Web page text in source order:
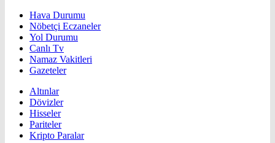
Hava Durumu
Nöbetçi Eczaneler
Yol Durumu
Canlı Tv
Namaz Vakitleri
Gazeteler
Altınlar
Dövizler
Hisseler
Pariteler
Kripto Paralar